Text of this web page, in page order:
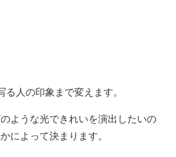
る人の印象まで変えます。
ような光できれいを演出したいの
によって決まります。